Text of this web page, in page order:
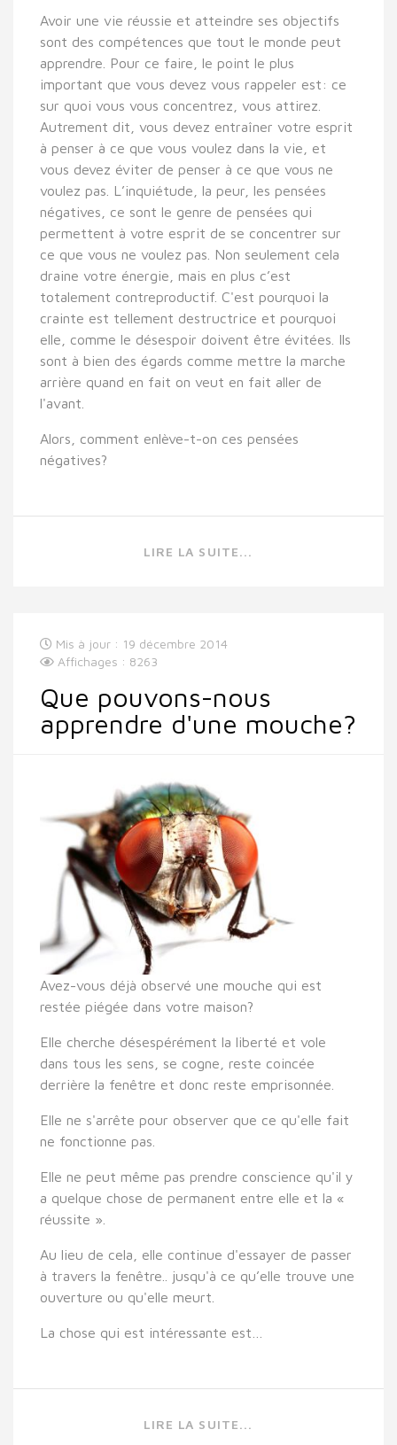
Avoir une vie réussie et atteindre ses objectifs
sont des compétences que tout le monde peut
apprendre. Pour ce faire, le point le plus
important que vous devez vous rappeler est: ce
sur quoi vous vous concentrez, vous attirez.
Autrement dit, vous devez entraîner votre esprit
à penser à ce que vous voulez dans la vie, et
vous devez éviter de penser à ce que vous ne
voulez pas. L’inquiétude, la peur, les pensées
négatives, ce sont le genre de pensées qui
permettent à votre esprit de se concentrer sur
ce que vous ne voulez pas. Non seulement cela
draine votre énergie, mais en plus c’est
totalement contreproductif. C'est pourquoi la
crainte est tellement destructrice et pourquoi
elle, comme le désespoir doivent être évitées. Ils
sont à bien des égards comme mettre la marche
arrière quand en fait on veut en fait aller de
l'avant.
Alors, comment enlève-t-on ces pensées
négatives?
LIRE LA SUITE...
Mis à jour : 19 décembre 2014
Affichages : 8263
Que pouvons-nous
apprendre d'une mouche?
Avez-vous déjà observé une mouche qui est
restée piégée dans votre maison?
Elle cherche désespérément la liberté et vole
dans tous les sens, se cogne, reste coincée
derrière la fenêtre et donc reste emprisonnée.
Elle ne s'arrête pour observer que ce qu'elle fait
ne fonctionne pas.
Elle ne peut même pas prendre conscience qu'il y
a quelque chose de permanent entre elle et la «
réussite ».
Au lieu de cela, elle continue d'essayer de passer
à travers la fenêtre.. jusqu'à ce qu’elle trouve une
ouverture ou qu'elle meurt.
La chose qui est intéressante est…
LIRE LA SUITE...